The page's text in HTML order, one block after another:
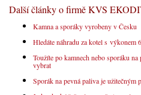
Další články o firmě KVS
Kamna a sporáky vyrobeny v Česku
Hledáte náhradu za kotel s výkonem
Toužíte po kamnech nebo sporáku
vybrat
Sporák na pevná paliva je užitečným